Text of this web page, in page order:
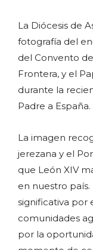
La Diócesis de
fotografía del
del Convento
Frontera, y el
durante la
Padre a España.
La imagen
jerezana y el
que León XIV
en nuestro
significativa por
comunidades
por la